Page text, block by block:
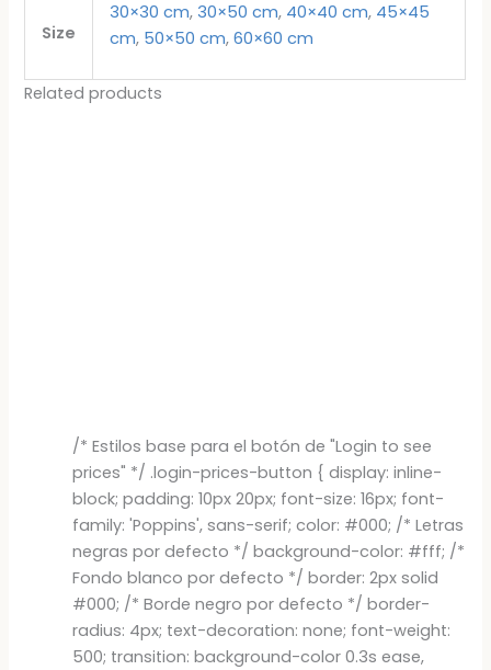
Size
30×30 cm, 30×50 cm, 40×40 cm, 45×45
cm, 50×50 cm,60×60 cm
Related products
/* Estilos base para el botón de "Login to see
prices" */ .login-prices-button { display: inline-
block; padding: 10px 20px; font-size: 16px; font-
family: 'Poppins', sans-serif; color: #000; /* Letras
negras por defecto */ background-color: #fff; /*
Fondo blanco por defecto */ border: 2px solid
#000; /* Borde negro por defecto */ border-
radius: 4px; text-decoration: none; font-weight:
500; transition: background-color 0.3s ease,